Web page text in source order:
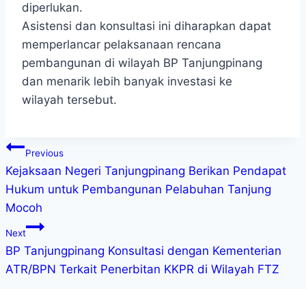
diperlukan.
Asistensi dan konsultasi ini diharapkan dapat
memperlancar pelaksanaan rencana
pembangunan di wilayah BP Tanjungpinang
dan menarik lebih banyak investasi ke
wilayah tersebut.
Previous
Kejaksaan Negeri Tanjungpinang Berikan Pendapat
Hukum untuk Pembangunan Pelabuhan Tanjung
Mocoh
Next
BP Tanjungpinang Konsultasi dengan Kementerian
ATR/BPN Terkait Penerbitan KKPR di Wilayah FTZ